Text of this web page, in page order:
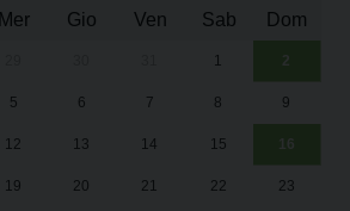
Mer Gio Ven Sab Dom
1 2
5 6 7 8 9
12 13 14 15 16
19 20 21 22 23